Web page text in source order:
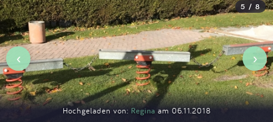
Partner
Kontakt
Impressum
Hochgeladen von: Regina am 06.11.2018
5 / 8
‹ ›